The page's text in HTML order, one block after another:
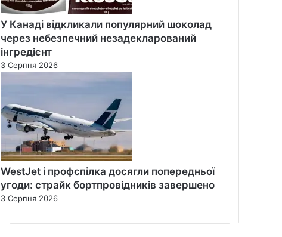
У Канаді відкликали популярний шоколад
через небезпечний незадекларований
інгредієнт
3 Серпня 2026
WestJet і профспілка досягли попередньої
угоди: страйк бортпровідників завершено
3 Серпня 2026